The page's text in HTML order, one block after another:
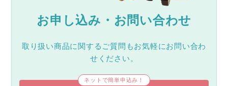
お申し込み・お問い合わせ
取り扱い商品に関するご質問もお気軽にお問い合わ
せください。
ネットで簡単申込み！